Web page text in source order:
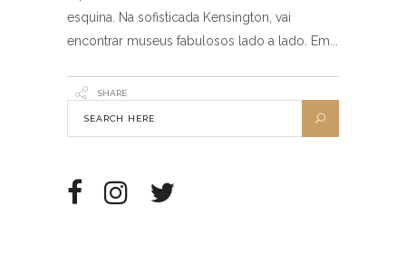
esquina. Na sofisticada Kensington, vai
encontrar museus fabulosos lado a lado. Em
SHARE